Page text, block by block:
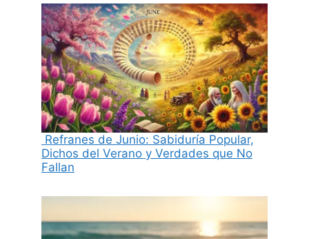
Refranes de Junio: Sabiduría Popular,
Dichos del Verano y Verdades que No
Fallan